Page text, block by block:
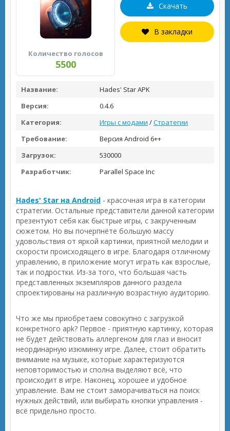
Количество голосов
5500
Скачать
В закладки
Название:
Hades' Star APK
Версия:
0.4.6
Категория:
Игры с модами /Стратегии
Требование:
Версия Android 6++
Загрузок:
530000
Разработчик:
Parallel Space Inc
Hades' Star на Android - красочная игра в категории
стратегии. Остальные представители данной категории
презентуют себя как быстрые игры, с закрученным
сюжетом. Но вы почерпнёте большую массу
удовольствия от яркой картинки, приятной мелодии и
скорости происходящего в игре. Благодаря отличному
управлению, в приложение могут играть как взрослые,
так и подростки. Из-за того, что большая часть
представленных экземпляров данного раздела
спроектированы на различную возрастную аудиторию.
Что же мы приобретаем совокупно с загрузкой
конкретного apk? Первое - приятную картинку, которая
не будет действовать аллергеном для глаз и вносит
неординарную изюминку игре. Далее, стоит обратить
внимание на музыке, которые характеризуются
неповторимостью и сполна выделяют всё, что
происходит в игре. Наконец, хорошее и удобное
управление. Вам не стоит заморачиваться на поиск
нужных действий, или выбирать кнопки управления -
всё придельно просто.